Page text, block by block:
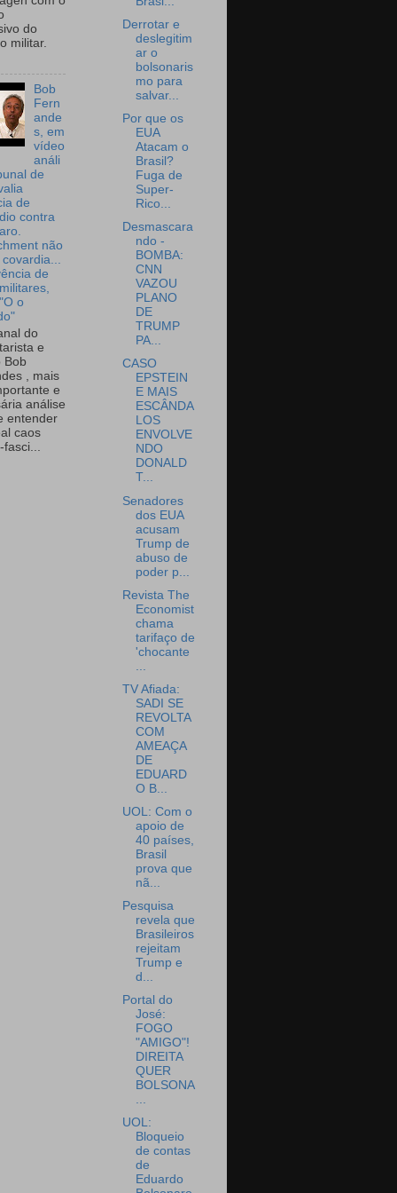
do
militar.
Bob
Fern
ande
s, em
vídeo
análi
de
de
contra
não
de
o
do
e
Bob
, mais
e
análise
entender
caos
Derrotar e
deslegitim
ar o
bolsonaris
mo para
salvar...
Por que os
EUA
Atacam o
Brasil?
Fuga de
Super-
Rico...
Desmascara
ndo -
BOMBA:
CNN
VAZOU
PLANO
DE
TRUMP
PA...
CASO
EPSTEIN
E MAIS
ESCÂNDA
LOS
ENVOLVE
NDO
DONALD
T...
Senadores
dos EUA
acusam
Trump de
abuso de
poder p...
Revista The
Economist
chama
tarifaço de
'chocante
TV Afiada:
SADI SE
REVOLTA
COM
AMEAÇA
DE
EDUARD
O B...
UOL: Com o
apoio de
40 países,
Brasil
prova que
nã...
Pesquisa
revela que
Brasileiros
rejeitam
Trump e
d...
Portal do
José:
FOGO
"AMIGO"!
DIREITA
QUER
BOLSONA
...
UOL:
Bloqueio
de contas
de
Eduardo